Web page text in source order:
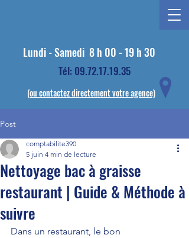
Lundi - Samedi 8 h 00 - 19 h 30
Tél: 09.72.17.19.35
(ou contactez directement votre agence)
Post
Nettoyage bac à graisse
restaurant | Guide & Méthode à
suivre
comptabilite390
5 juin 4 min de lecture
Dans un restaurant, le bon